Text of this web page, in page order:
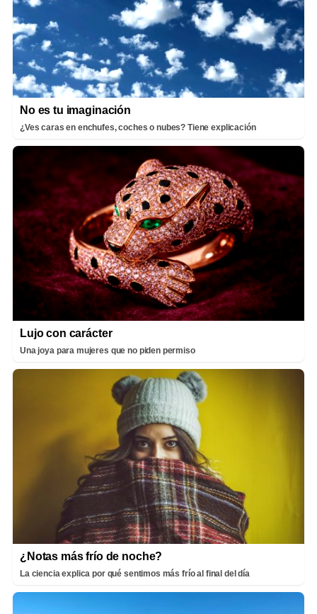
No es tu imaginación
¿Ves caras en enchufes, coches o nubes? Tiene explicación
Lujo con carácter
Una joya para mujeres que no piden permiso
¿Notas más frío de noche?
La ciencia explica por qué sentimos más frío al final del día